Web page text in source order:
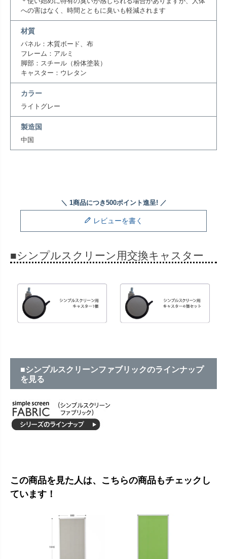
への害はなく、時間とともに臭いも軽減されます
材質
パネル：木質ボード、布
フレーム：アルミ
脚部：スチール（粉体塗装）
キャスター：ウレタン
カラー
ライトグレー
製造国
中国
レビューを書く
■シンプルスクリーン用交換キャスター
■シンプルスクリーンファブリックのラインナップ
を見る
この商品を見た人は、こちらの商品もチェックし
ています！